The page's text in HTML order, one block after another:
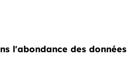
l'abondance des